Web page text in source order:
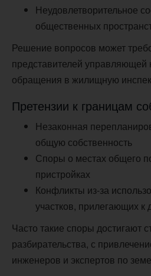
Неудовлетворительное
общественных
Решение вопросов может
представителей управляющей
обращения в жилищную
Претензии к границам
Незаконная
общую собственность
Споры о местах общего
пристройках
Конфликты из-за
участков, прилегающих к
Часто такие споры достигают
разбирательства, с
инженеров и экспертов по